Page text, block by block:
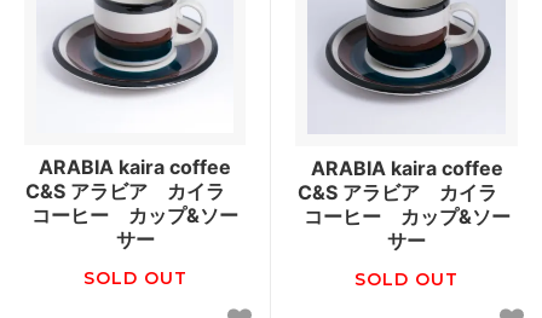
ARABIA kaira coffee
C&S アラビア カイラ
コーヒー カップ&ソー
サー
SOLD OUT
ARABIA kaira coffee
C&S アラビア カイラ
コーヒー カップ&ソー
サー
SOLD OUT